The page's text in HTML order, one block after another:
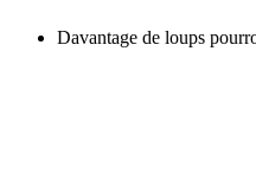
Davantage de loups